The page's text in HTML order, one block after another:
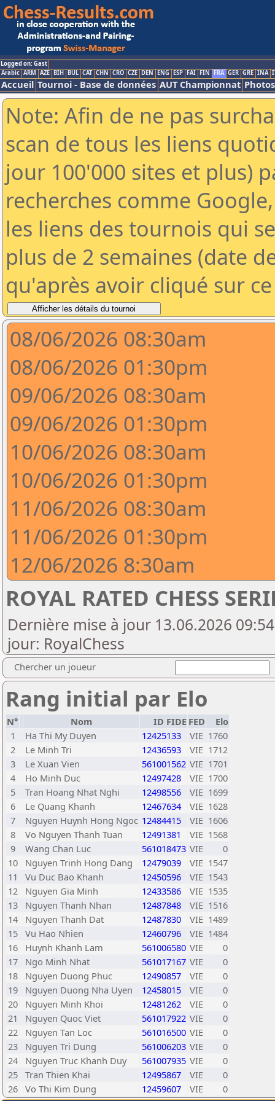
Logged on: Gast
Arabic ARM AZE BIH BUL CAT CHN CRO CZE DEN ENG ESP FAI FIN FRA GER GRE INA
Accueil Tournoi - Base de données AUT Championnat Photos
Note: Afin de ne pas
scan de tous les liens
jour 100'000 sites et plus)
recherches comme
les liens des tournois qui
plus de 2 semaines (date
qu'après avoir cliqué sur
08/06/2026 08:30am
08/06/2026 01:30pm
09/06/2026 08:30am
09/06/2026 01:30pm
10/06/2026 08:30am
10/06/2026 01:30pm
11/06/2026 08:30am
11/06/2026 01:30pm
12/06/2026 8:30am
ROYAL RATED CHESS
Dernière mise à jour 13.06.2026
jour: RoyalChess
Chercher un joueur
Rang initial par Elo
N° Nom ID FIDE FED
Elo
1
Ha Thi My Duyen 12425133 VIE 1760
2
Le Minh Tri 12436593 VIE 1712
3
Le Xuan Vien 561001562 VIE 1701
4
Ho Minh Duc 12497428 VIE 1700
5
Tran Hoang Nhat Nghi 12498556 VIE 1699
6
Le Quang Khanh 12467634 VIE 1628
7
Nguyen Huynh Hong Ngoc 12484415 VIE 1606
8
Vo Nguyen Thanh Tuan 12491381 VIE 1568
9
Wang Chan Luc 561018473 VIE
0
10
Nguyen Trinh Hong Dang 12479039 VIE 1547
11
Vu Duc Bao Khanh 12450596 VIE 1543
12
Nguyen Gia Minh 12433586 VIE 1535
13
Nguyen Thanh Nhan 12487848 VIE 1516
14
Nguyen Thanh Dat 12487830 VIE 1489
15 Vu Hao Nhien 12460796 VIE 1484
16
Huynh Khanh Lam 561006580 VIE
0
17
Ngo Minh Nhat 561017167 VIE
0
18
Nguyen Duong Phuc 12490857 VIE
0
19
Nguyen Duong Nha Uyen 12458015 VIE
0
20
Nguyen Minh Khoi 12481262 VIE
0
21
Nguyen Quoc Viet 561017922 VIE
0
22
Nguyen Tan Loc 561016500 VIE
0
23
Nguyen Tri Dung 561006203 VIE
0
24
Nguyen Truc Khanh Duy 561007935 VIE
0
25 Tran Thien Khai 12495867 VIE
0
26 Vo Thi Kim Dung 12459607 VIE 0